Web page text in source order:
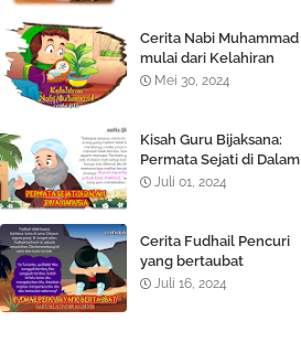
Cerita Nabi Muhammad
mulai dari Kelahiran
sampai Kematiannya
Mei 30, 2024
Kisah Guru Bijaksana:
Permata Sejati di Dalam
Jiwa Manusia
Juli 01, 2024
Cerita Fudhail Pencuri
yang bertaubat
mendengar lantunan Al
Juli 16, 2024